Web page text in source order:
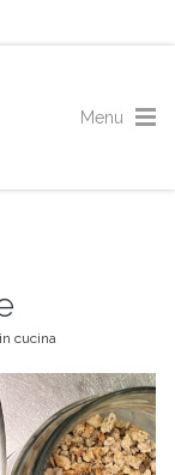
cucina